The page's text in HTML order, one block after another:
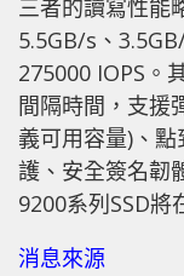
三者的讀寫性能
5.5GB/s、
275000 IOPS。
間隔時間，支援
義可用容量)、
護、安全簽名韌
9200系列SSD將
消息來源